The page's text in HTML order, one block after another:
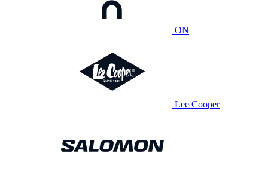
ON
Lee Cooper